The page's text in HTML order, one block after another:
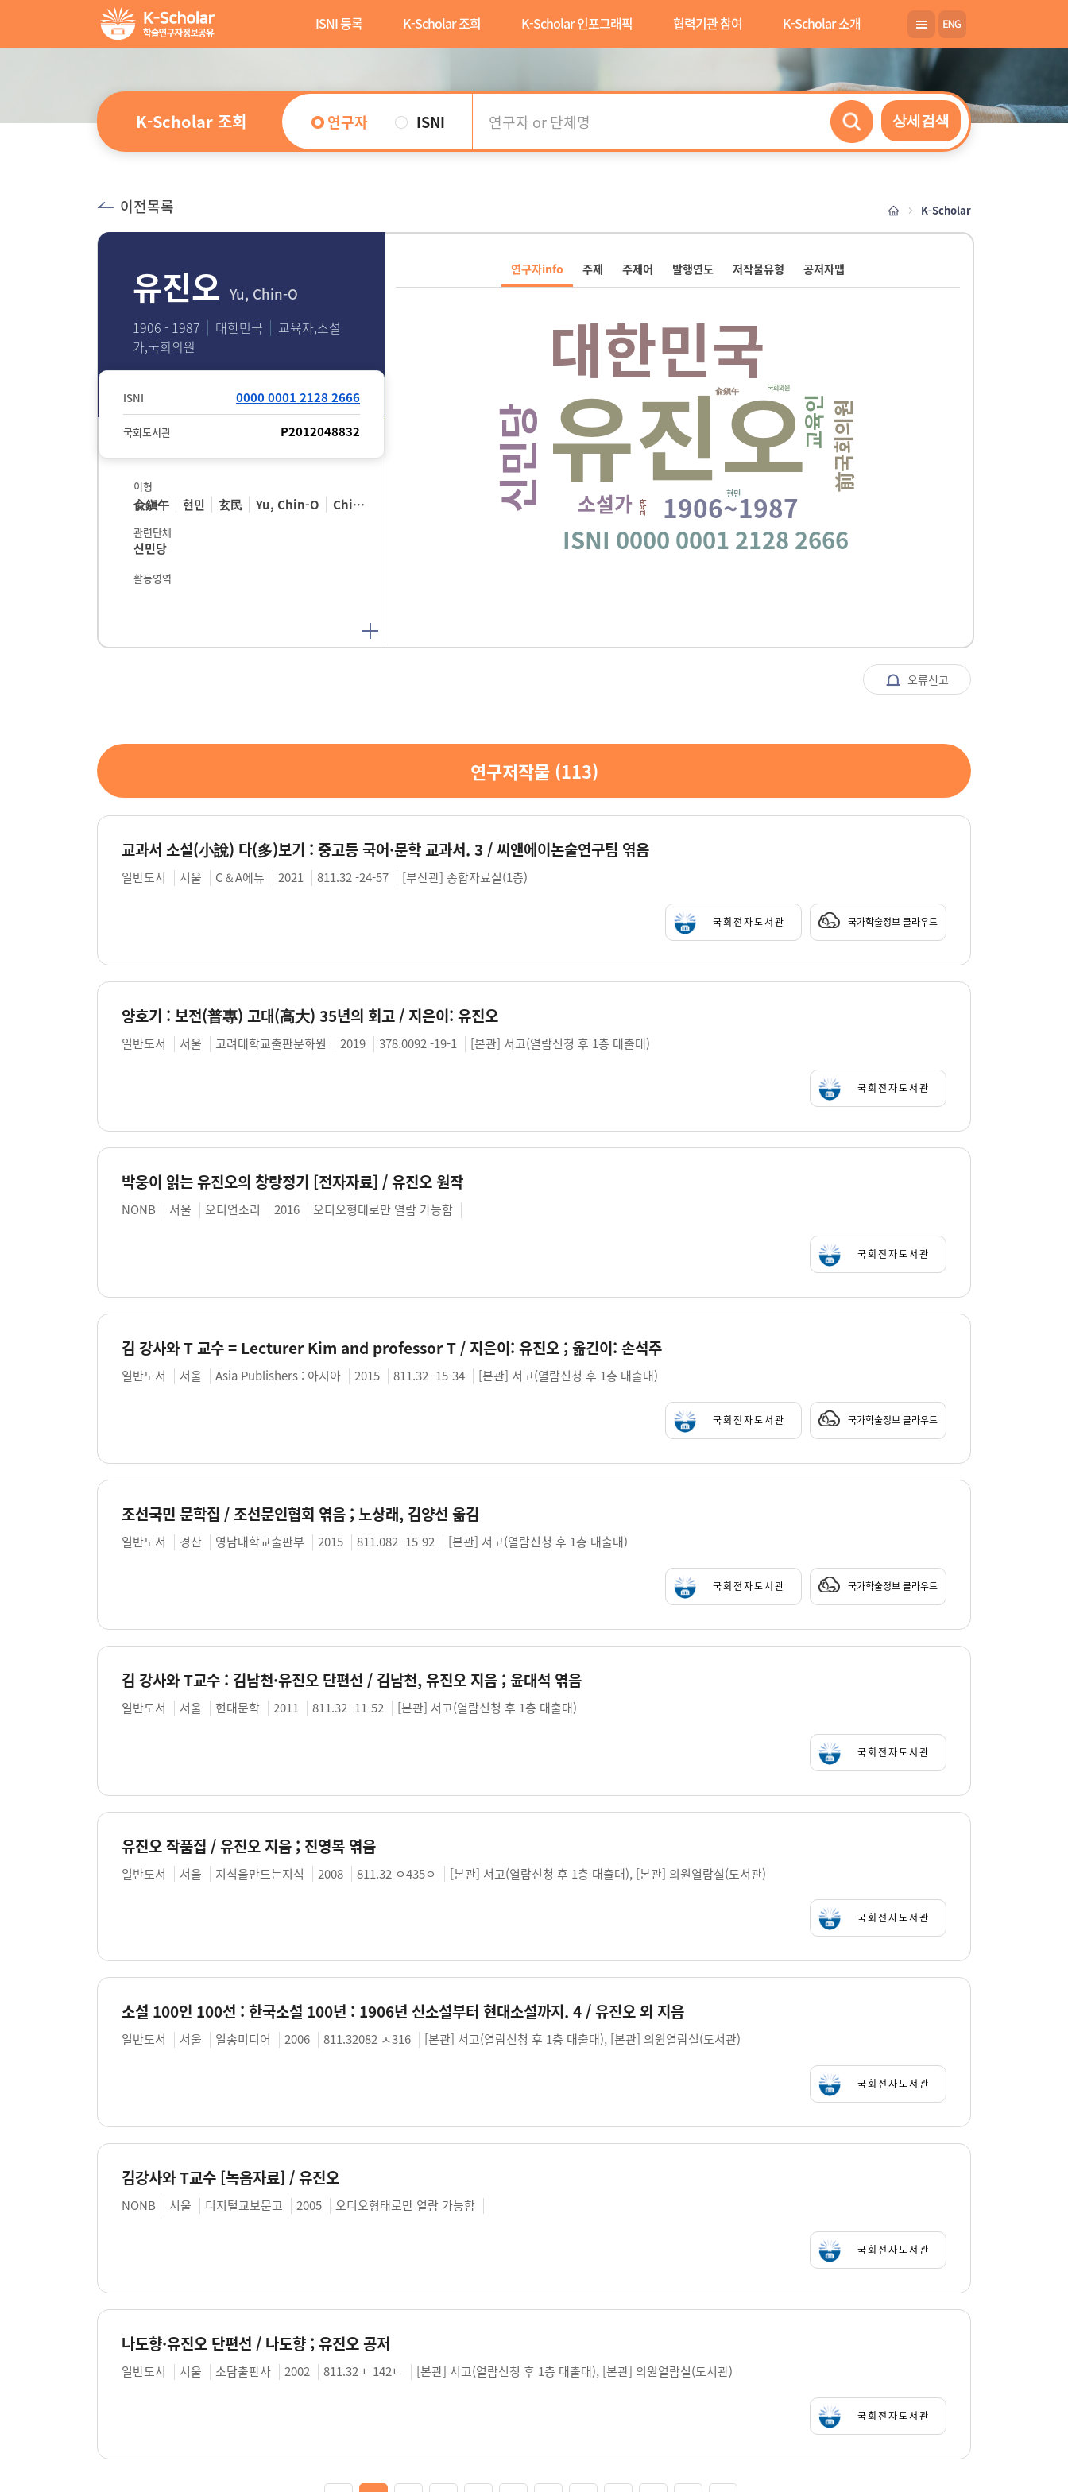
ISNI 등록 K-Scholar 조회 K-Scholar 인포그래픽 협력기관 참여 K-Scholar 소개
K-Scholar 조회 연구자 ISNI 상세검색
이전목록 K-Scholar
유진오 Yu, Chin-O
1906 - 1987 대한민국
교육자,소설
가,국회의원
ISNI 0000 0001 2128 2666
국회도서관 P2012048832
이형
兪鎭午 현민 玄民 Yu, Chin-O Chin-O Yu Jin-O Yu
관련단체
신민당
활동영역
연구자info 주제 주제어 발행연도 저작물유형 공저자맵
교육자
국회의원
兪鎭午
현민
소설가
前국회의원
교육인
ISNI 0000 0001 2128 2666
1906~1987
신민당
대한민국
유진오
오류신고
연구저작물 (113)
교과서 소설(小說) 다(多)보기 : 중고등 국어·문학 교과서. 3 / 씨앤에이논술연구팀 엮음
일반도서 서울 C＆A에듀 2021 811.32 -24-57 [부산관] 종합자료실(1층)
국회전자도서관 국가학술정보 클라우드
양호기 : 보전(普專) 고대(高大) 35년의 회고 / 지은이: 유진오
일반도서 서울 고려대학교출판문화원 2019 378.0092 -19-1 [본관] 서고(열람신청 후 1층 대출대)
국회전자도서관
박웅이 읽는 유진오의 창랑정기 [전자자료] / 유진오 원작
NONB 서울 오디언소리 2016 오디오형태로만 열람 가능함
국회전자도서관
김 강사와 T 교수 = Lecturer Kim and professor T / 지은이: 유진오 ; 옮긴이: 손석주
일반도서 서울 Asia Publishers : 아시아 2015 811.32 -15-34 [본관] 서고(열람신청 후 1층 대출대)
국회전자도서관 국가학술정보 클라우드
조선국민 문학집 / 조선문인협회 엮음 ; 노상래, 김양선 옮김
일반도서 경산 영남대학교출판부 2015 811.082 -15-92 [본관] 서고(열람신청 후 1층 대출대)
국회전자도서관 국가학술정보 클라우드
김 강사와 T교수 : 김남천·유진오 단편선 / 김남천, 유진오 지음 ; 윤대석 엮음
일반도서 서울 현대문학 2011 811.32 -11-52 [본관] 서고(열람신청 후 1층 대출대)
국회전자도서관
유진오 작품집 / 유진오 지음 ; 진영복 엮음
일반도서 서울 지식을만드는지식 2008 811.32 ㅇ435ㅇ [본관] 서고(열람신청 후 1층 대출대), [본관] 의원열람실(도서관)
국회전자도서관
소설 100인 100선 : 한국소설 100년 : 1906년 신소설부터 현대소설까지. 4 / 유진오 외 지음
일반도서 서울 일송미디어 2006 811.32082 ㅅ316 [본관] 서고(열람신청 후 1층 대출대), [본관] 의원열람실(도서관)
국회전자도서관
김강사와 T교수 [녹음자료] / 유진오
NONB 서울 디지털교보문고 2005 오디오형태로만 열람 가능함
국회전자도서관
나도향·유진오 단편선 / 나도향 ; 유진오 공저
일반도서 서울 소담출판사 2002 811.32 ㄴ142ㄴ [본관] 서고(열람신청 후 1층 대출대), [본관] 의원열람실(도서관)
국회전자도서관